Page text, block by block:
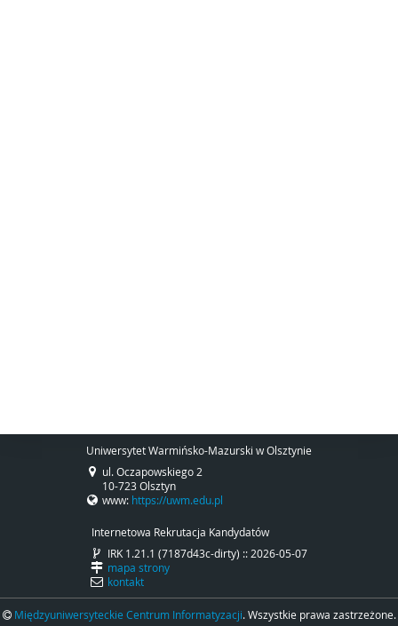
Uniwersytet Warmińsko-Mazurski w Olsztynie
ul. Oczapowskiego 2
10-723 Olsztyn
www: https://uwm.edu.pl
Internetowa Rekrutacja Kandydatów
IRK 1.21.1 (7187d43c-dirty) :: 2026-05-07
mapa strony
kontakt
Międzyuniwersyteckie Centrum Informatyzacji. Wszystkie prawa zastrzeżone.